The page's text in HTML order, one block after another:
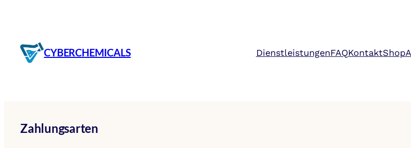
CYBERCHEMICALS DienstleistungenFAQKontaktShop
Zahlungsarten